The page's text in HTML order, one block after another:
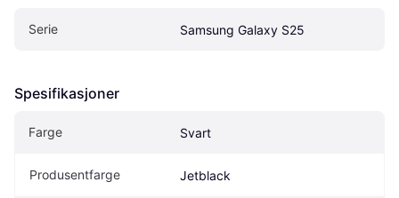
Serie Samsung Galaxy S25
Spesifikasjoner
Farge Svart
Produsentfarge Jetblack